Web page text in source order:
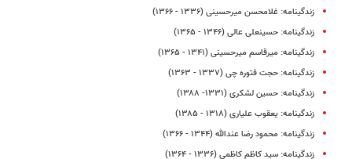
زندگینامه: غلامحسن میرحسینی (۱۳۳۶ - ۱۳۶۶)
زندگینامه: حسینعلی عالی (۱۳۴۶ - ۱۳۶۵)
زندگینامه: میرقاسم میرحسینی (۱۳۴۱ - ۱۳۶۵)
زندگینامه: حجت فتوره چی (۱۳۳۷ - ۱۳۶۳)
زندگینامه: حسین لشکری (۱۳۳۱- ۱۳۸۸)
زندگینامه: یعقوب علیاری (۱۳۱۸ - ۱۳۸۵)
زندگینامه: محمود رضا عندالله (۱۳۴۴ - ۱۳۶۶)
زندگینامه: سید کاظم کاظمی (۱۳۳۶ - ۱۳۶۴)